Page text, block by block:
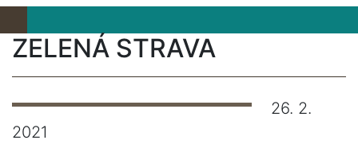
ZELENÁ STRAVA
26. 2.
2021